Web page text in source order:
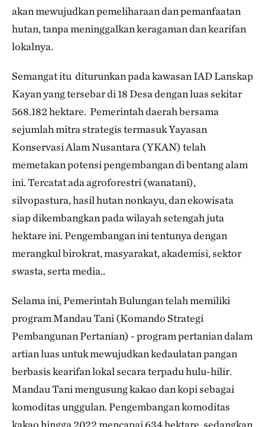
akan mewujudkan pemeliharaan dan pemanfaatan
hutan, tanpa meninggalkan keragaman dan kearifan
lokalnya.
Semangat itu diturunkan pada kawasan IAD Lanskap
Kayan yang tersebar di 18 Desa dengan luas sekitar
568.182 hektare. Pemerintah daerah bersama
sejumlah mitra strategis termasuk Yayasan
Konservasi Alam Nusantara (YKAN) telah
memetakan potensi pengembangan di bentang alam
ini. Tercatat ada agroforestri (wanatani),
silvopastura, hasil hutan nonkayu, dan ekowisata
siap dikembangkan pada wilayah setengah juta
hektare ini. Pengembangan ini tentunya dengan
merangkul birokrat, masyarakat, akademisi, sektor
swasta, serta media..
Selama ini, Pemerintah Bulungan telah memiliki
program Mandau Tani (Komando Strategi
Pembangunan Pertanian) - program pertanian dalam
artian luas untuk mewujudkan kedaulatan pangan
berbasis kearifan lokal secara terpadu hulu-hilir.
Mandau Tani mengusung kakao dan kopi sebagai
komoditas unggulan. Pengembangan komoditas
kakao hingga 2022 mencapai 634 hektare, sedangkan